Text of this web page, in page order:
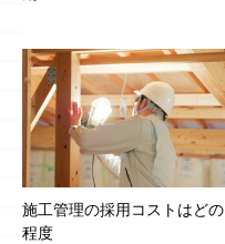
施工管理の採用コストはどの
程度